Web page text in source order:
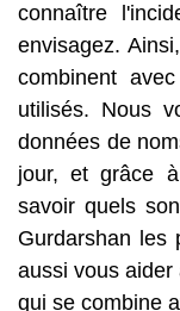
connaître
envisagez.
combinent
utilisés. Nous
données de
jour, et grâce
savoir quels
Gurdarshan les
aussi vous
qui se combine